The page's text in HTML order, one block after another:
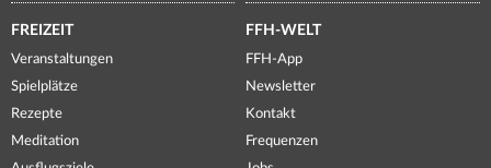
FREIZEIT
Veranstaltungen
Spielplätze
Rezepte
Meditation
FFH-WELT
FFH-App
Newsletter
Kontakt
Frequenzen